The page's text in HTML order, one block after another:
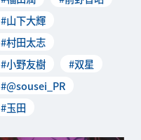
#山下大輝
#村田太志
#小野友樹
#双星
#@sousei_PR
#玉田